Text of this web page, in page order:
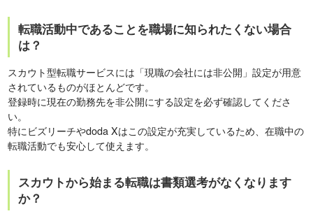
転職活動中であることを職場に知られたくない場合
は？
スカウト型転職サービスには「現職の会社には非公開」設定が用意
されているものがほとんどです。
登録時に現在の勤務先を非公開にする設定を必ず確認してくださ
い。
特にビズリーチやdoda Xはこの設定が充実しているため、在職中の
転職活動でも安心して使えます。
スカウトから始まる転職は書類選考がなくなります
か？